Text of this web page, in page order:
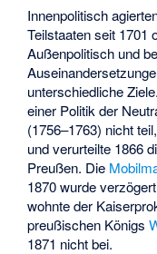
Innenpolitisch
Teilstaaten seit 1701
Außenpolitisch und
unterschiedliche
einer Politik der
(1756–1763) nicht
und verurteilte 1866
Preußen. Die
1870 wurde
wohnte der
preußischen Königs
1871 nicht bei.